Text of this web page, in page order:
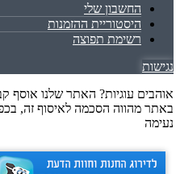
החשבון שלי
היסטוריית ההזמנות
רשימת תפוצה
נגישות
באתר מהווה הסכמה לאיסוף זה,
נעימה